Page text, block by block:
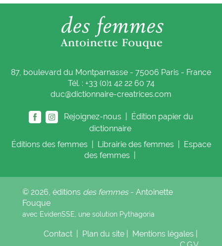
87, boulevard du Montparnasse - 75006 Paris - France
Tél. : +33 (0)1 42 22 60 74
duc@dictionnaire-creatrices.com
Rejoignez-nous |
Édition papier du
dictionnaire
Éditions des femmes Librairie des femmes
Espace
des femmes
© 2026, éditions des femmes- Antoinette
Fouque
avec EvidenSSE, une solution Pythagoria
Contact Plan du site Mentions légales